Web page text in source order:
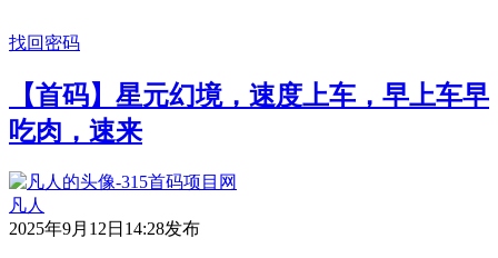
找回密码
【首码】星元幻境，速度上车，早上车早
吃肉，速来
凡人
2025年9月12日14:28发布